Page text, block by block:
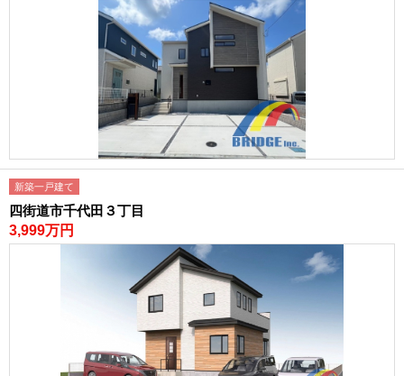
新築一戸建て
四街道市千代田３丁目
3,999万円